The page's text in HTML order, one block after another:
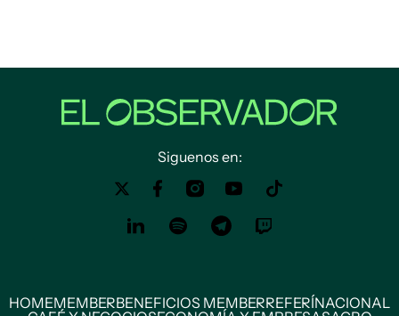
Siguenos en:
HOMEMEMBERBENEFICIOS MEMBERREFERÍNACIONAL